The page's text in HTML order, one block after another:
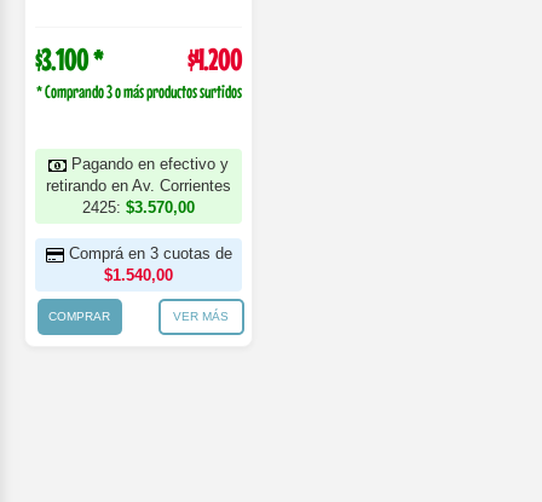
$3.100 * $4.200
* Comprando 3 o más productos surtidos
Pagando en efectivo y
retirando en Av. Corrientes
2425: $3.570,00
Comprá en 3 cuotas de
$1.540,00
COMPRAR VER MÁS